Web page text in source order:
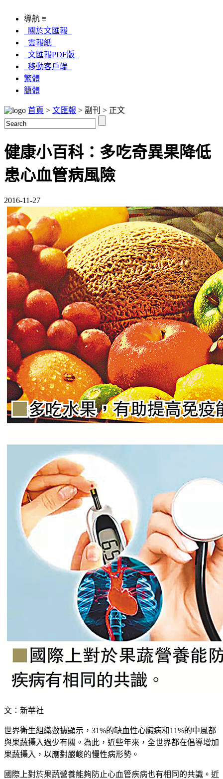
導航 ≡
關於文匯報
雲報紙
文匯報PDF版
移動客戶端
繁體
簡體
首頁 > 文匯報 > 副刊 > 正文
健康小百科：多吃奇異果降低
患心血管病風險
2016-11-27
文︰新華社
世界衛生組織數據顯示，31%的缺血性心臟病和11%的中風都
與果蔬攝入過少有關。為此，近些年來，全世界都在倡導增加
果蔬攝入，以應對嚴峻的慢性病形勢。
國際上對於果蔬營養能夠防止心血管疾病也有相同的共識。近